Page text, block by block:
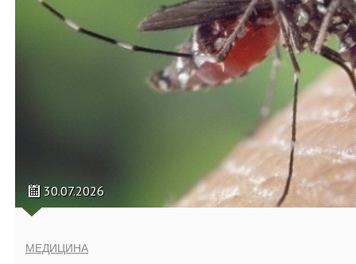
30.07.2026
МЕДИЦИНА